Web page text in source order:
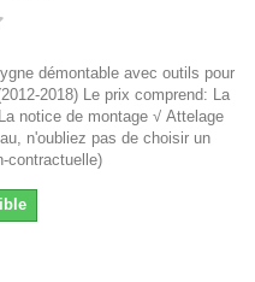
démontable avec outils pour
2018) Le prix comprend: La
notice de montage √ Attelage
n'oubliez pas de choisir un
contractuelle)